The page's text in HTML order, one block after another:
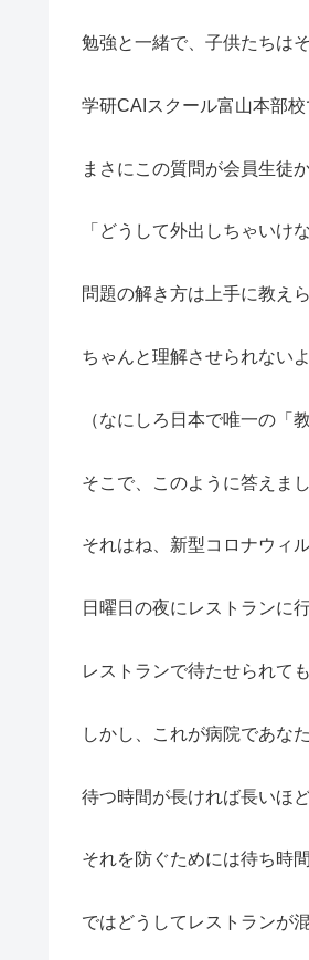
勉強と一緒で、子供たちは
学研CAIスクール富山本部
まさにこの質問が会員生徒
「どうして外出しちゃいけ
問題の解き方は上手に教え
ちゃんと理解させられない
（なにしろ日本で唯一の「
そこで、このように答えまし
それはね、新型コロナウィ
日曜日の夜にレストランに
レストランで待たせられて
しかし、これが病院であな
待つ時間が長ければ長いほ
それを防ぐためには待ち時
ではどうしてレストランが